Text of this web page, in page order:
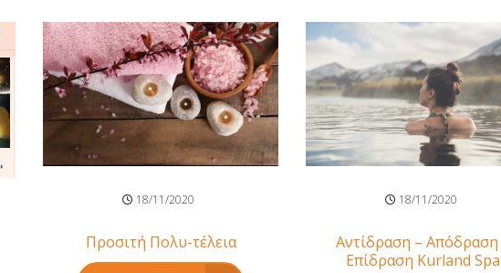
18/11/2020
Προσιτή Πολυ-τέλεια
18/11/2020
Αντίδραση – Απόδραση
Επίδραση Kurland Spa